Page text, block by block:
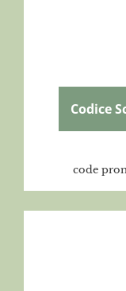
Codice
code